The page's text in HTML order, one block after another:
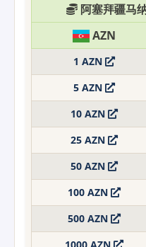
阿塞拜疆马
AZN
1 AZN
5 AZN
10 AZN
25 AZN
50 AZN
100 AZN
500 AZN